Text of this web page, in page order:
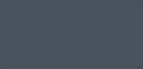
سيواصلون زيادة الضغط
الوزارى يدين الإجراءات